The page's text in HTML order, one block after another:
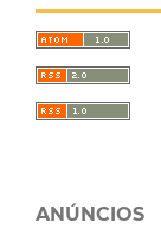
ANÚNCIOS